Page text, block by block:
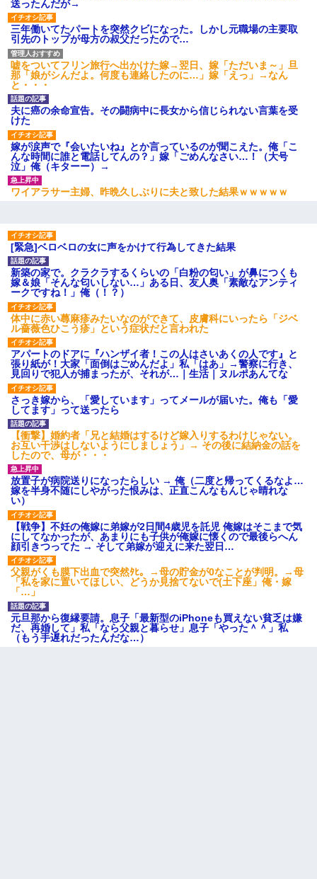
【衝撃】職場に入って来た綺麗な新人さんに職場を案内すること
に → 新人「ドンッ！」私「！？」→ 突然、突き飛ばされて左手
の甲を踏みつけられて…
日曜日、会社の窓を見ると同僚の姿。俺（あれ？ディズニーシー
じゃ？）→俺電話「今何してんの？」同僚「シーで並んでるこ
と！」俺「会社にいない？」→次の瞬間、すごい鳥肌が立った
32歳ワイ、34歳の可愛い女と付き合うも現実を知ってしまい無事
死亡・・・
この母親は娘の黒歴史を掘り出さないと死ぬんか？ 死ぬんか？
小学生の息子が急に様子がおかしくなった。私「理由を聞いても
『わかんない！』って怒鳴り付けてくるし、困っってる」旦那
「話してみるよ」→ 後日・・・
朝起きたら嫁がいなかった。俺（嫁も嫁実家も電話に出ない…不
安だ）→ 仕事を早退して帰宅すると、嫁と嫁両親と知らない男が
２人・・・
【身体で払わせて】女友達「ごめん、何も言わずにお金貸してく
ださい……」俺「いいよ！いくら？」女友達「10万円ぐら
い……」俺「ほい！10万！」→
【クズ】昔、兄がお見合いして「ブスすぎｗｗｗ」と断った女性
が、兄の同級生と結婚。それを知った兄は荒れ狂い、｢嫁さん、俺
のお古ですが気分はどう？」とメールを送った→
我が家のガレージに見知らぬ車。俺「もしもし、玄関にもシャッ
ターリモコンあるだろ？DOWNのボタン押してｗ」→ 待つこと１
時間弱・・・
最近うちの庭に知らない男の人がしょっちゅう入ってくる。それ
を職場で愚痴ったら、同僚男性が怒鳴りつけてきた。
婚活パーティーでよく会う美女がいた。こんな完璧な容姿を持っ
てしても結婚て難しいんだなぁ…と思ってた
【考察】兄嫁急死の1年後、兄が引越すというので手伝いに行った
ら下着が入った引き出しの奥にとんでもないモノを見つけた
送ったんだが→
三年働いてたパートを突然クビになった。しかし元職場の主要取
引先のトップが母方の叔父だったので…
嘘をついてフリン旅行へ出かけた嫁→翌日、嫁「ただいま～」旦
那「娘がシんだよ。何度も連絡したのに…」嫁「えっ」→なん
と・・・
夫に癌の余命宣告。その闘病中に長女から信じられない言葉を受
けた
嫁が涙声で『会いたいね』とか言っているのが聞こえた。俺「こ
んな時間に誰と電話してんの？」嫁「ごめんなさい…！（大号
泣」俺（キターー）→
ワイアラサー主婦、昨晩久しぶりに夫と致した結果ｗｗｗｗｗ
[緊急]ベロベロの女に声をかけて行為してきた結果
新築の家で。クラクラするくらいの「白粉の匂い」が鼻につくも
嫁＆娘「そんな匂いしない…」ある日、友人奥「素敵なアンティ
ークですね！」俺（！？）
体中に赤い蕁麻疹みたいなのができて、皮膚科にいったら「ジベ
ル薔薇色ひこう疹」という症状だと言われた
アパートのドアに『ハンザイ者！この人はさいあくの人です』と
張り紙が！大家「面倒はごめんだよ」私「はあ」→警察に行き、
見回りで犯人が捕まったが、それが…｜生活｜ヌルポあんてな
さっき嫁から、「愛しています」ってメールが届いた。俺も「愛
してます」って送ったら
【衝撃】婚約者「兄と結婚はするけど嫁入りするわけじゃない。
お互い干渉はしないようにしましょう」→ その後に結納金の話を
したので、母が・・・
放置子が病院送りになったらしい → 俺（二度と帰ってくるなよ…
嫁を半身不随にしやがった恨みは、正直こんなもんじゃ晴れな
い）
【戦争】不妊の俺嫁に弟嫁が2日間4歳児を託児 俺嫁はそこまで気
にしてなかったが、あまりにも子供が俺嫁に懐くので最後らへん
顔引きつってた → そして弟嫁が迎えに来た翌日…
父親がくも膜下出血で突然ﾀﾋ。→母の貯金が0なことが判明。→母
「私を家に置いてほしい、どうか見捨てないで(土下座」俺・嫁
「…」
元旦那から復縁要請。息子「最新型のiPhoneも買えない貧乏は嫌
だ、再婚して」私「なら父親と暮らせ」息子「やった＾＾」私
（もう手遅れだったんだな…）